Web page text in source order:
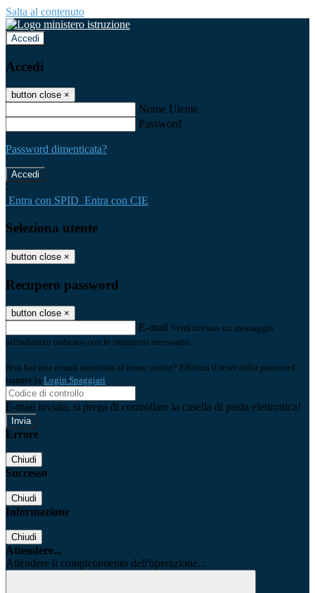
Salta al contenuto
Accedi
Accedi
button close ×
Nome Utente
Password
Password dimenticata?
-
Entra con SPID Entra con CIE
Seleziona utente
button close ×
Recupero password
button close ×
E-mail Verrà inviato un messaggio
all'indirizzo indicato con le istruzioni necessarie.
Non hai una e-mail associata al nome utente? Effettua il reset della password
tramite la Login Spaggiari
E-mail inviata, si prega di controllare la casella di posta elettronica!
Errore
Chiudi
Successo
Chiudi
Informazione
Chiudi
Attendere...
Attendere il completamento dell'operazione...